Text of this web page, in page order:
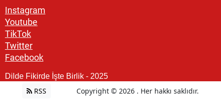
Instagram
Youtube
TikTok
Twitter
Facebook
Dilde Fikirde İşte Birlik - 2025
RSS Copyright © 2026 . Her hakkı saklıdır.